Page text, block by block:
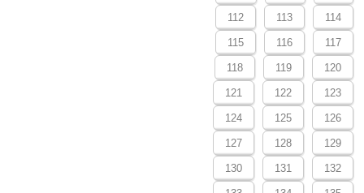
112 113 114
115 116 117
118 119 120
121 122 123
124 125 126
127 128 129
130 131 132